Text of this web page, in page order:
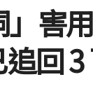
害
回